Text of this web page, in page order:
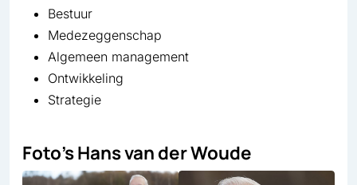
Bestuur
Medezeggenschap
Algemeen management
Ontwikkeling
Strategie
Foto’s Hans van der Woude